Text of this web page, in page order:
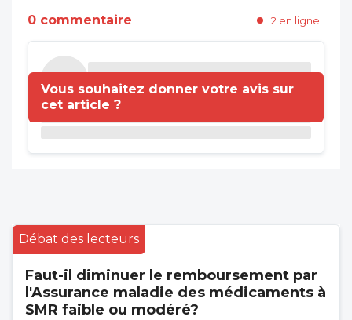
0 commentaire 2 en ligne
Vous souhaitez donner votre avis sur
cet article ?
Débat des lecteurs
Faut-il diminuer le remboursement par
l'Assurance maladie des médicaments à
SMR faible ou modéré?